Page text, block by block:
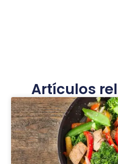
Artículos